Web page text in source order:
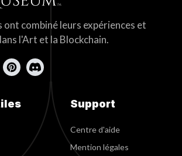
combiné leurs expériences et
l'Art et la Blockchain.
Support
Centre d'aide
Mention légales